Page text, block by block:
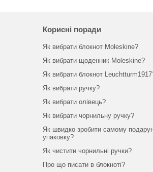
Корисні поради
Як вибрати блокнот Moleskine?
Як вибрати щоденник Moleskine?
Як вибрати блокнот
Як вибрати ручку?
Як вибрати олівець?
Як вибрати чорнильну ручку?
Як швидко зробити самому
упаковку?
Як чистити чорнильні ручки?
Про що писати в блокноті?